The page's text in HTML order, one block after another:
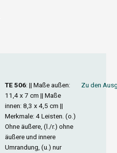
TE 506: || Maße außen:
11,4 x 7 cm || Maße
innen: 8,3 x 4,5 cm ||
Merkmale: 4 Leisten. (o.)
Ohne äußere, (l./r.) ohne
äußere und innere
Umrandung, (u.) nur
Zu den